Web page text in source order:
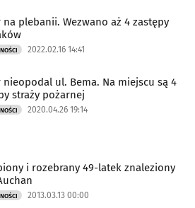
na plebanii. Wezwano aż 4 zastępy
2022.02.16 14:41
nieopodal ul. Bema. Na miejscu są 4
straży pożarnej
2020.04.26 19:14
i rozebrany 49-latek znaleziony
2013.03.13 00:00